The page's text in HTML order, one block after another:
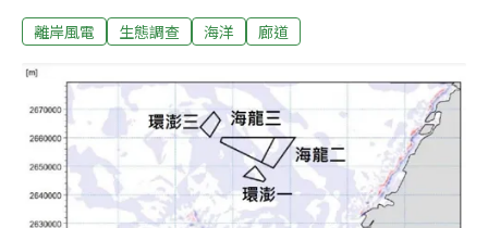
互為彼此的開發區、對照區，「非常非常、非常不合
討調查方法。海纜穿竹南定置漁場？ 業者諾避開、僅休漁
期施工環境部今日辦理「麒崴離岸風力發電計畫」及「韻
崴離岸風力發電計畫」第二次環評聯席初審。位於苗栗外
海的麒崴、韻崴兩案，合計面積285平方公里，最大總裝
置容量約2.32GW，預計設置最多166支風機，由本土業者
森崴能源規劃。兩案的基礎型式目前尚未確定，業者稱將
離岸風電 生態調查 海洋 廊道